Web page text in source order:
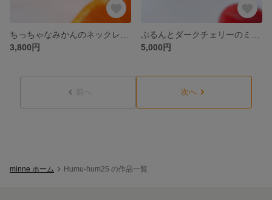
3,800円
5,000円
前へ 次へ
minne ホーム Humu-hum25 の作品一覧